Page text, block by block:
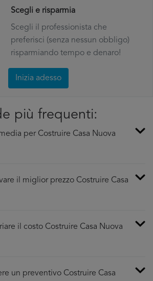
Scegli e risparmia
Scegli il professionista che
preferisci (senza nessun obbligo)
risparmiando tempo e denaro!
Inizia adesso
più frequenti:
per Costruire Casa Nuova
il miglior prezzo Costruire Casa
il costo Costruire Casa Nuova
un preventivo Costruire Casa